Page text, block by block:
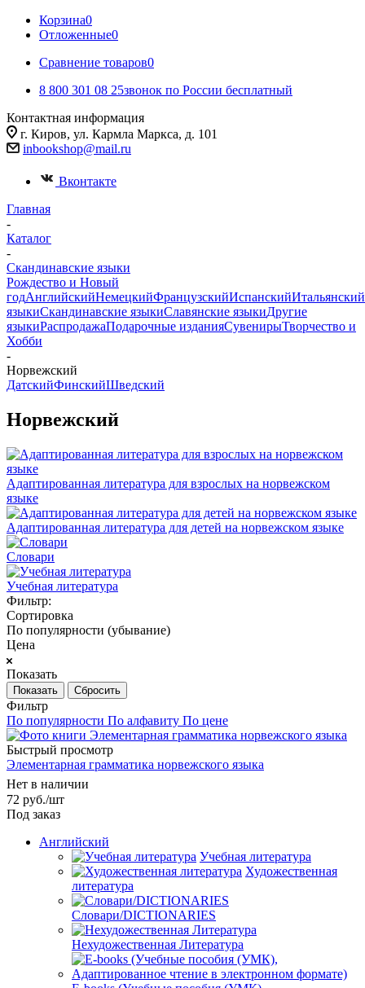
Корзина0
Отложенные0
Сравнение товаров0
8 800 301 08 25звонок по России бесплатный
Контактная информация
г. Киров, ул. Кармла Маркса, д. 101
inbookshop@mail.ru
Вконтакте
Главная
-
Каталог
-
Скандинавские языки
Рождество и Новый
годАнглийскийНемецкийФранцузскийИспанскийИтальянский
языкиСкандинавские языкиСлавянские языкиДругие
языкиРаспродажаПодарочные изданияСувенирыТворчество и
Хобби
-
Норвежский
ДатскийФинскийШведский
Норвежский
Адаптированная литература для взрослых на норвежском
языке
Адаптированная литература для детей на норвежском языке
Словари
Учебная литература
Фильтр:
Сортировка
По популярности (убывание)
Цена
Показать
Сбросить
Фильтр
По популярности По алфавиту По цене
Быстрый просмотр
Элементарная грамматика норвежского языка
Нет в наличии
72 руб./шт
Под заказ
Английский
Учебная литература
Художественная
литература
Словари/DICTIONARIES
Нехудожественная Литература